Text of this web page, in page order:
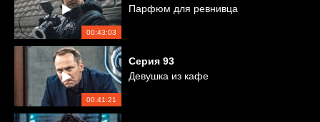
00:43:03
Парфюм для ревнивца
00:41:21
Серия 93
Девушка из кафе